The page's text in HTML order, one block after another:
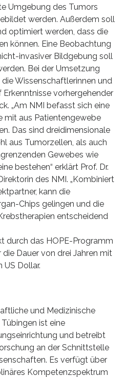
Umgebung des Tumors
werden. Außerdem soll
optimiert werden, dass die
können. Eine Beobachtung
invasiver Bildgebung soll
Bei der Umsetzung
Wissenschaftlerinnen und
vorhergehender
„Am NMI befasst sich eine
mit aus Patientengewebe
Das sind dreidimensionale
aus Tumorzellen, als auch
Gewebes wie
bestehen“ erklärt Prof. Dr.
des NMI. „Kombiniert
kann die
Chips gelingen und die
entscheidend
durch das HOPE-Programm
Dauer von drei Jahren mit
US Dollar.
und Medizinische
ist eine
und betreibt
an der Schnittstelle
Es verfügt über
Kompetenzspektrum